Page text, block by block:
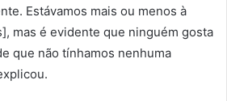
Estávamos mais ou menos à
mas é evidente que ninguém gosta
que não tínhamos nenhuma